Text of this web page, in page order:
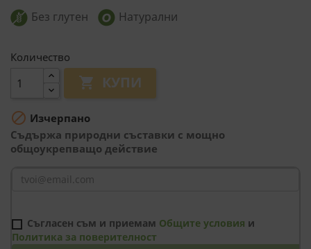
Без глутен Натурални
Количество
 КУПИ
 Изчерпано
Съдържа природни съставки с мощно
общоукрепващо действие
Съгласен съм и приемам Общите условия и
Политика за поверителност